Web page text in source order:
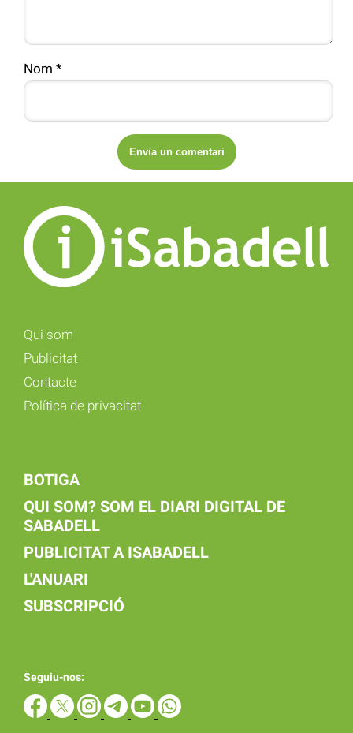
Nom *
Qui som
Publicitat
Contacte
Política de privacitat
BOTIGA
QUI SOM? SOM EL DIARI DIGITAL DE
SABADELL
PUBLICITAT A ISABADELL
L'ANUARI
SUBSCRIPCIÓ
Seguiu-nos: